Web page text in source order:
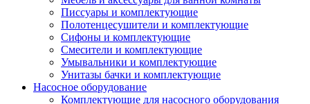
Писсуары и комплектующие
Полотенцесушители и комплектующие
Сифоны и комплектующие
Смесители и комплектующие
Умывальники и комплектующие
Унитазы бачки и комплектующие
Насосное оборудование
Комплектующие для насосного оборудования